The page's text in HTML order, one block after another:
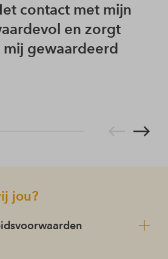
contact met mijn
en zorgt
gewaardeerd
jou?